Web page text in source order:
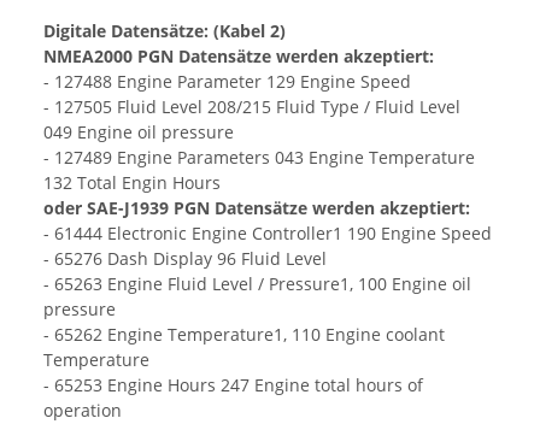
Digitale Datensätze: (Kabel 2)
NMEA2000 PGN Datensätze werden akzeptiert:
- 127488 Engine Parameter 129 Engine Speed
- 127505 Fluid Level 208/215 Fluid Type / Fluid Level
049 Engine oil pressure
- 127489 Engine Parameters 043 Engine Temperature
132 Total Engin Hours
oder SAE-J1939 PGN Datensätze werden akzeptiert:
- 61444 Electronic Engine Controller1 190 Engine Speed
- 65276 Dash Display 96 Fluid Level
- 65263 Engine Fluid Level / Pressure1, 100 Engine oil
pressure
- 65262 Engine Temperature1, 110 Engine coolant
Temperature
- 65253 Engine Hours 247 Engine total hours of
operation